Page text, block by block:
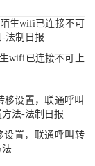
wifi已连接不可上
设置，联通呼叫转
法